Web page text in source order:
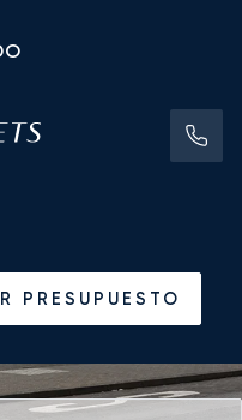
PRESUPUESTO